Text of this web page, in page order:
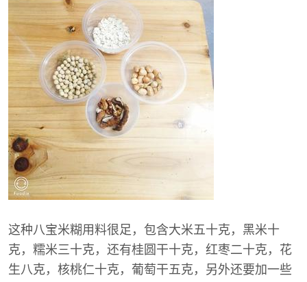
这种八宝米糊用料很足，包含大米五十克，黑米十
克，糯米三十克，还有桂圆干十克，红枣二十克，花
生八克，核桃仁十克，葡萄干五克，另外还要加一些